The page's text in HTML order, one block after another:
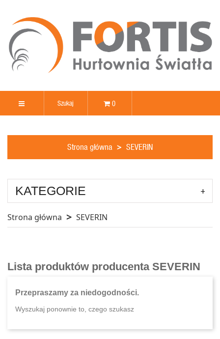
0
Strona główna SEVERIN
KATEGORIE
Strona główna SEVERIN
Lista produktów producenta SEVERIN
Przepraszamy za niedogodności.
Wyszukaj ponownie to, czego szukasz